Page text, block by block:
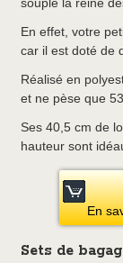
En effet, votre
car il est doté de
Réalisé en
et ne pèse que
Ses 40,5 cm de
hauteur sont
En
Sets de